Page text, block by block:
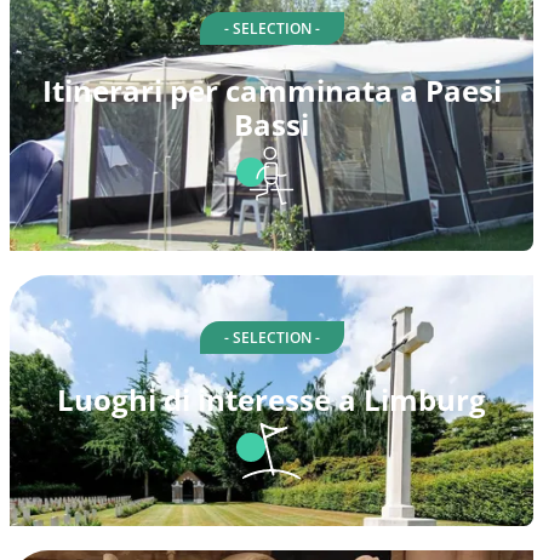
- SELECTION -
Itinerari per camminata a Paesi
Bassi
- SELECTION -
Luoghi di interesse a Limburg